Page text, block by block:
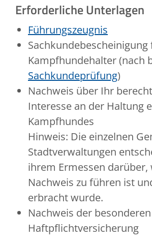
Erforderliche Unterlagen
Führungszeugnis
Sachkundebescheinigung
Kampfhundehalter (nach
Sachkundeprüfung)
Nachweis über Ihr
Interesse an der Haltung
Kampfhundes
Hinweis: Die einzelnen
Stadtverwaltungen
ihrem Ermessen darüber,
Nachweis zu führen ist
erbracht wurde.
Nachweis der besonderen
Haftpflichtversicherung